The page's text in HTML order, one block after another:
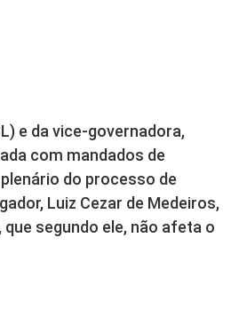
e da vice-governadora,
com mandados de
do processo de
Luiz Cezar de Medeiros,
segundo ele, não afeta o